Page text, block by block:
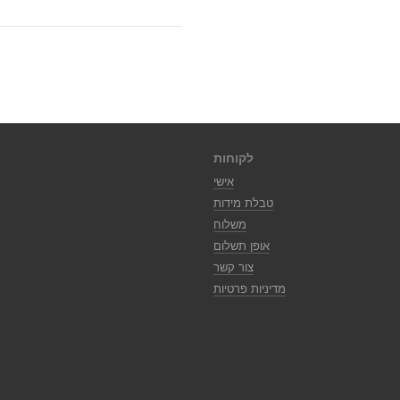
לקוחות
אישי
טבלת מידות
משלוח
אופן תשלום
צור קשר
מדיניות פרטיות